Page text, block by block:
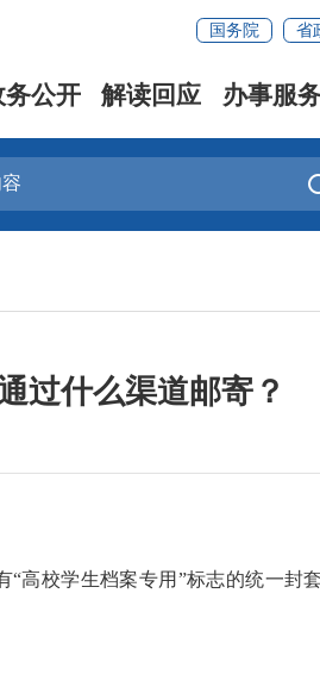
国务院 省
务公开 解读回应 办事服
过什么渠道邮寄？
高校学生档案专用”标志的统一封